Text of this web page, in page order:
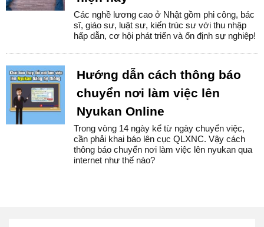
Các nghề lương cao ở Nhật gồm phi công, bác
sĩ, giáo sư, luật sư, kiến trúc sư với thu nhập
hấp dẫn, cơ hội phát triển và ổn định sự nghiệp!
Hướng dẫn cách thông báo
chuyển nơi làm việc lên
Nyukan Online
Trong vòng 14 ngày kể từ ngày chuyển việc,
cần phải khai báo lên cục QLXNC. Vậy cách
thông báo chuyển nơi làm việc lên nyukan qua
internet như thế nào?